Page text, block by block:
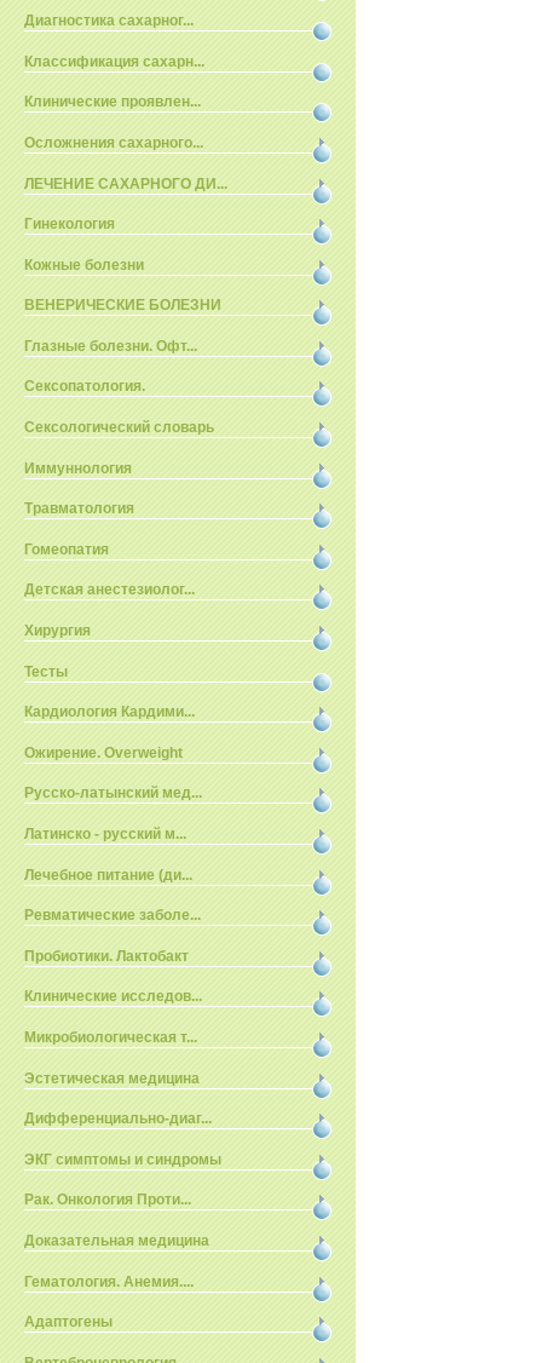
Диагностика сахарног...
Классификация сахарн...
Клинические проявлен...
Осложнения сахарного...
ЛЕЧЕНИЕ САХАРНОГО ДИ...
Гинекология
Кожные болезни
ВЕНЕРИЧЕСКИЕ БОЛЕЗНИ
Глазные болезни. Офт...
Сексопатология.
Сексологический словарь
Иммуннология
Травматология
Гомеопатия
Детская анестезиолог...
Хирургия
Тесты
Кардиология Кардими...
Ожирение. Overweight
Русско-латынский мед...
Латинско - русский м...
Лечебное питание (ди...
Ревматические заболе...
Пробиотики. Лактобакт
Клинические исследов...
Микробиологическая т...
Эстетическая медицина
Дифференциально-диаг...
ЭКГ симптомы и синдромы
Рак. Онкология Проти...
Доказательная медицина
Гематология. Анемия....
Адаптогены